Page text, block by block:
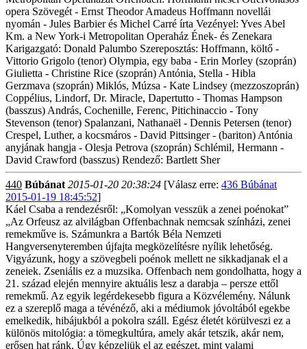
opera Szövegét - Ernst Theodor Amadeus Hoffmann novellái
nyomán - Jules Barbier és Michel Carré írta Vezényel: Yves Abel
Km. a New York-i Metropolitan Operaház Ének- és Zenekara
Karigazgató: Donald Palumbo Szereposztás: Hoffmann, költő -
Vittorio Grigolo (tenor) Olympia, egy baba - Erin Morley (szoprán)
Giulietta - Christine Rice (szoprán) Antónia, Stella - Hibla
Gerzmava (szoprán) Miklós, Múzsa - Kate Lindsey (mezzoszoprán)
Coppélius, Lindorf, Dr. Miracle, Dapertutto - Thomas Hampson
(basszus) András, Cochenille, Ferenc, Pitichinaccio - Tony
Stevenson (tenor) Spalanzani, Nathanaël - Dennis Petersen (tenor)
Crespel, Luther, a kocsmáros - David Pittsinger - (bariton) Antónia
anyjának hangja - Olesja Petrova (szoprán) Schlémil, Hermann -
David Crawford (basszus) Rendező: Bartlett Sher
440 Búbánat 2015-01-20 20:38:24 [Válasz erre: 436 Búbánat
2015-01-19 18:45:52]
Káel Csaba a rendezésről: „Komolyan vesszük a zenei poénokat”
„Az Orfeusz az alvilágban Offenbachnak nemcsak színházi, zenei
remekműve is. Számunkra a Bartók Béla Nemzeti
Hangversenyteremben újfajta megközelítésre nyílik lehetőség.
Vigyázunk, hogy a szövegbeli poénok mellett ne sikkadjanak el a
zeneiek. Zseniális ez a muzsika. Offenbach nem gondolhatta, hogy a
21. század elején mennyire aktuális lesz a darabja – persze ettől
remekmű. Az egyik legérdekesebb figura a Közvélemény. Nálunk
ez a szereplő maga a tévénéző, aki a médiumok jóvoltából egekbe
emelkedik, hibájukból a pokolra száll. Egész életét körülveszi ez a
különös mitológia: a tömegkultúra, amely akár tetszik, akár nem,
erősen hat ránk. Úgy képzeljük el az egészet, mint valami